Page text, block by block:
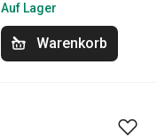
Auf Lager
Warenkorb